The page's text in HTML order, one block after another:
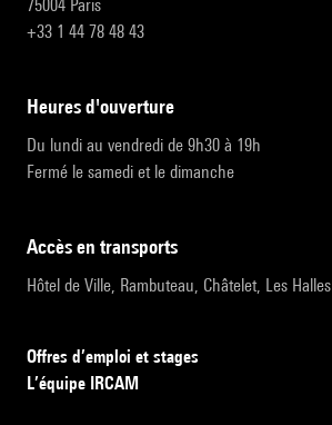
75004 Paris
+33 1 44 78 48 43
heures d'ouverture
Du lundi au vendredi de 9h30 à 19h
Fermé le samedi et le dimanche
accès en transports
Hôtel de Ville, Rambuteau, Châtelet, Les Halles
Offres d’emploi et stages
L’équipe IRCAM